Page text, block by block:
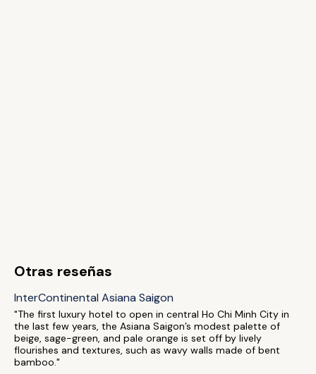
Otras reseñas
InterContinental Asiana Saigon
"The first luxury hotel to open in central Ho Chi Minh City in
the last few years, the Asiana Saigon’s modest palette of
beige, sage-green, and pale orange is set off by lively
flourishes and textures, such as wavy walls made of bent
bamboo."